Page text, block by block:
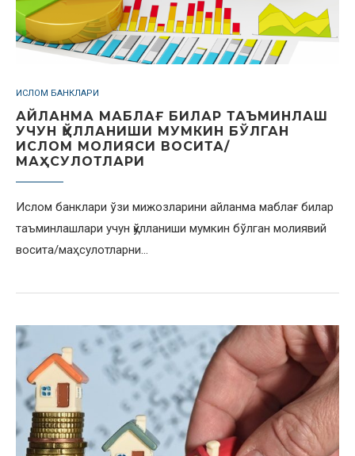
ИСЛОМ БАНКЛАРИ
АЙЛАНМА МАБЛАҒ БИЛАР ТАЪМИНЛАШ
УЧУН ҚЎЛЛАНИШИ МУМКИН БЎЛГАН
ИСЛОМ МОЛИЯСИ ВОСИТА/
МАҲСУЛОТЛАРИ
Ислом банклари ўзи мижозларини айланма маблағ билар
таъминлашлари учун қўлланиши мумкин бўлган молиявий
восита/маҳсулотларни…